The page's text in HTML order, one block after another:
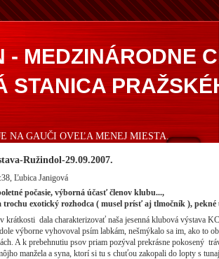
- MEDZINÁRODNE
STANICA
NA GAUČI OVEĽA MENEJ MIESTA.
Ružindol-29.09.2007.
, Ľubica Janigová
počasie, výborná účasť členov klubu...,
trochu exotický rozhodca ( musel prísť aj tlmočník ),
krátkosti dala charakterizovať naša jesenná klubová výstava
výborne vyhovoval psím labkám, nešmýkalo sa im, ako to
A k prebehnutiu psov priam pozýval prekrásne pokosený
manžela a syna, ktorí si tu s chuťou zakopali do lopty s